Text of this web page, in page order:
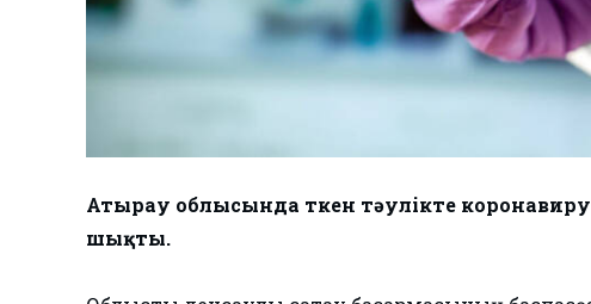
Атырау облысында өткен тәулікте
шықты.